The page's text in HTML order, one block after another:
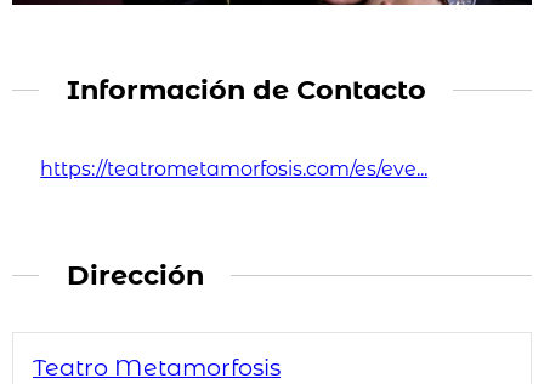
Información de Contacto
https://teatrometamorfosis.com/es/eve...
Dirección
Teatro Metamorfosis